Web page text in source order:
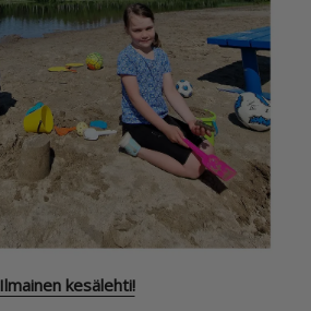
Ilmainen kesälehti!